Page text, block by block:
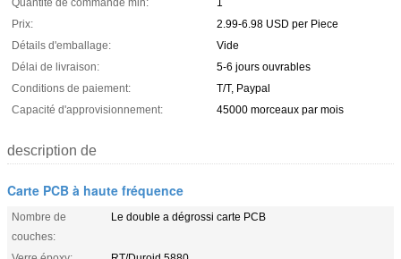
Quantité de commande min:
1
Prix:
2.99-6.98 USD per Piece
Détails d'emballage:
Vide
Délai de livraison:
5-6 jours ouvrables
Conditions de paiement:
T/T, Paypal
Capacité d'approvisionnement:
45000 morceaux par mois
description de
Carte PCB à haute fréquence
Nombre de
couches:
Le double a dégrossi carte PCB